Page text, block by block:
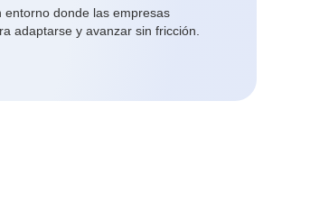
entorno donde las empresas
adaptarse y avanzar sin fricción.